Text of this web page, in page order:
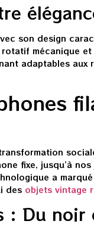
son design
mécanique
adaptables aux
fixe, jusqu’à
a
des objets vintage
: Du noir